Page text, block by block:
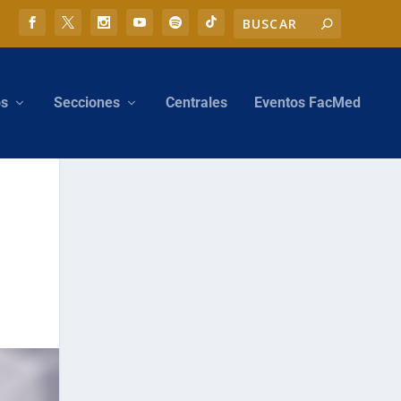
Secciones Centrales Eventos FacMed